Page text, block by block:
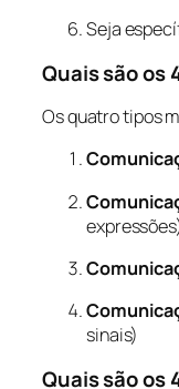
Seja
Quais são os
Os quatro tipos
sinais)
Quais são os